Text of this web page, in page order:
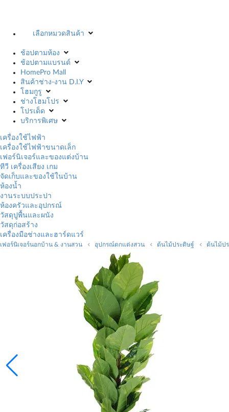
เลือกหมวดสินค้า
ช้อปตามห้อง
ช้อปตามแบรนด์
HomePro Mall
สินค้าช่าง-งาน D.I.Y
โฮมกูรู
ช่างโฮมโปร
โปรเด็ด
บริการพิเศษ
เครื่องใช้ไฟฟ้า
เครื่องใช้ไฟฟ้าขนาดเล็ก
เฟอร์นิเจอร์และของแต่งบ้าน
ทีวี เครื่องเสียง เกม
จัดเก็บและของใช้ในบ้าน
ห้องน้ำ
งานระบบประปา
ห้องครัวและอุปกรณ์
วัสดุปูพื้นและผนัง
วัสดุก่อสร้าง
เครื่องมือช่างและฮาร์ดแวร์
เฟอร์นิเจอร์นอกบ้าน & งานสวน อุปกรณ์ตกแต่งสวน ต้นไม้ประดิษฐ์ ต้นไม้ป